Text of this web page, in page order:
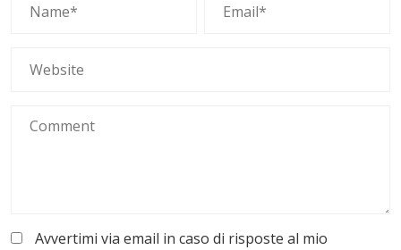
Avvertimi via email in caso di risposte al mio